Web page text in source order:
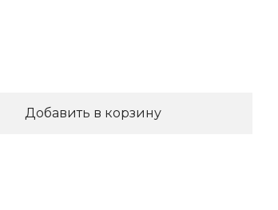
Добавить в корзину